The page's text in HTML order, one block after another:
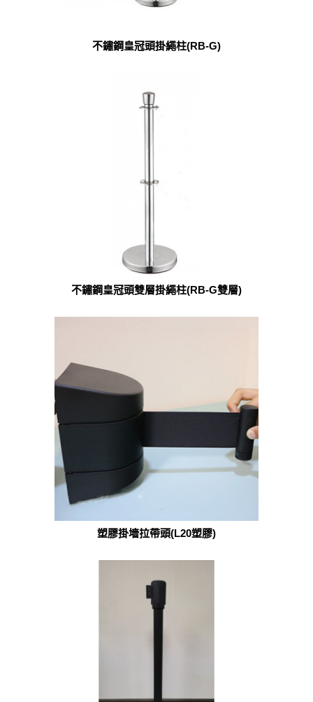
不鏽鋼皇冠頭掛繩柱(RB-G)
不鏽鋼皇冠頭雙層掛繩柱(RB-G雙層)
塑膠掛墻拉帶頭(L20塑膠)